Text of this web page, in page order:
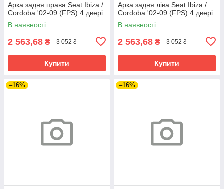
Арка задня права Seat Ibiza /
Cordoba '02-09 (FPS) 4 двері
В наявності
2 563,68 ₴ 3 052 ₴
Купити
Арка задня ліва Seat Ibiza /
Cordoba '02-09 (FPS) 4 двері
В наявності
2 563,68 ₴ 3 052 ₴
Купити
–16% –16%